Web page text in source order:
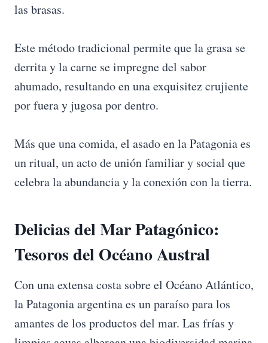
las brasas.
Este método tradicional permite que la grasa se
derrita y la carne se impregne del sabor
ahumado, resultando en una exquisitez crujiente
por fuera y jugosa por dentro.
Más que una comida, el asado en la Patagonia es
un ritual, un acto de unión familiar y social que
celebra la abundancia y la conexión con la tierra.
Delicias del Mar Patagónico:
Tesoros del Océano Austral
Con una extensa costa sobre el Océano Atlántico,
la Patagonia argentina es un paraíso para los
amantes de los productos del mar. Las frías y